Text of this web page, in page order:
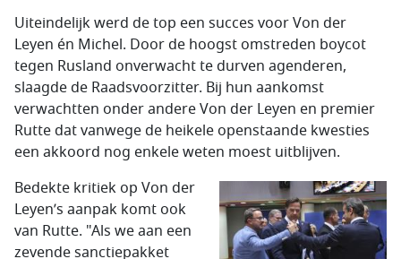
Uiteindelijk werd de top een succes voor Von der
Leyen én Michel. Door de hoogst omstreden boycot
tegen Rusland onverwacht te durven agenderen,
slaagde de Raadsvoorzitter. Bij hun aankomst
verwachtten onder andere Von der Leyen en premier
Rutte dat vanwege de heikele openstaande kwesties
een akkoord nog enkele weten moest uitblijven.
Bedekte kritiek op Von der
Leyen’s aanpak komt ook
van Rutte. "Als we aan een
zevende sanctiepakket